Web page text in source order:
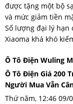
được tặng một bộ
và mức giảm tiền
Số lượng đại lý hạn
Xiaoma khá khó
Ô Tô Điện Wuling
Ô Tô Điện Giá 200
Người Mua Vẫn
Thứ năm, 12:46 09/